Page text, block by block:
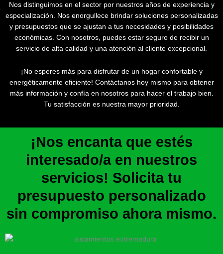
Nos distinguimos en el sector por nuestros años de experiencia y
especialización. Nos enorgullece brindar soluciones personalizadas
y presupuestos que se ajustan a tus necesidades y posibilidades
económicas. Con nosotros, puedes estar seguro de recibir un
servicio de alta calidad y una atención al cliente excepcional.
¡No esperes más para disfrutar de un hogar confortable y
energéticamente eficiente! Contáctanos hoy mismo para obtener
más información y confía en nosotros para hacer el trabajo bien.
Tu satisfacción es nuestra mayor prioridad.
¡Nos encanta que estés
interesado/a en nuestros
servicios! Solicita tu
presupuesto personalizado
sin compromiso ahora mismo.